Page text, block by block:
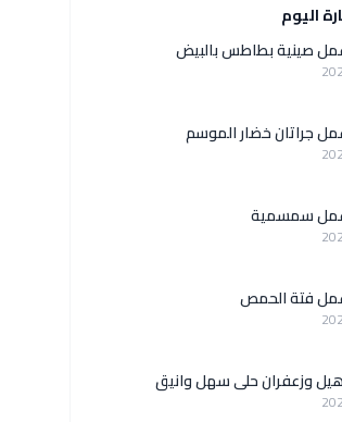
اليوم
صينية بطاطس بالبيض
جراتان خضار الموسم
سمسمية
فتة الحمص
وزعفران حلى سهل وانيق